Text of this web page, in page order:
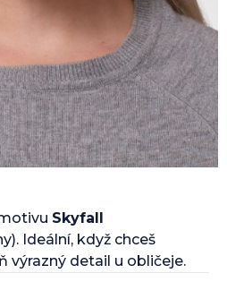
Skyfall
Ideální, když chceš
výrazný detail u obličeje.